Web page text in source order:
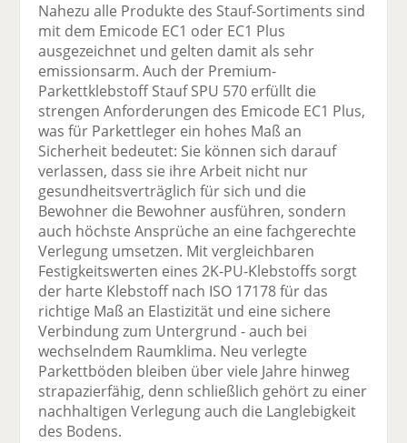
Nahezu alle Produkte des Stauf-Sortiments sind
mit dem Emicode EC1 oder EC1 Plus
ausgezeichnet und gelten damit als sehr
emissionsarm. Auch der Premium-
Parkettklebstoff Stauf SPU 570 erfüllt die
strengen Anforderungen des Emicode EC1 Plus,
was für Parkettleger ein hohes Maß an
Sicherheit bedeutet: Sie können sich darauf
verlassen, dass sie ihre Arbeit nicht nur
gesundheitsverträglich für sich und die
Bewohner die Bewohner ausführen, sondern
auch höchste Ansprüche an eine fachgerechte
Verlegung umsetzen. Mit vergleichbaren
Festigkeitswerten eines 2K-PU-Klebstoffs sorgt
der harte Klebstoff nach ISO 17178 für das
richtige Maß an Elastizität und eine sichere
Verbindung zum Untergrund - auch bei
wechselndem Raumklima. Neu verlegte
Parkettböden bleiben über viele Jahre hinweg
strapazierfähig, denn schließlich gehört zu einer
nachhaltigen Verlegung auch die Langlebigkeit
des Bodens.